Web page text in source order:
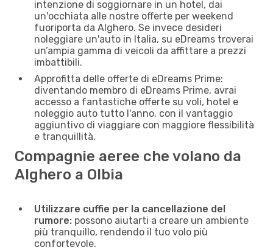
intenzione di soggiornare in un hotel, dai
un'occhiata alle nostre offerte per weekend
fuoriporta da Alghero. Se invece desideri
noleggiare un'auto in Italia, su eDreams troverai
un’ampia gamma di veicoli da affittare a prezzi
imbattibili.
Approfitta delle offerte di eDreams Prime:
diventando membro di eDreams Prime, avrai
accesso a fantastiche offerte su voli, hotel e
noleggio auto tutto l'anno, con il vantaggio
aggiuntivo di viaggiare con maggiore flessibilità
e tranquillità.
Compagnie aeree che volano da
Alghero a Olbia
Utilizzare cuffie per la cancellazione del
rumore: possono aiutarti a creare un ambiente
più tranquillo, rendendo il tuo volo più
confortevole.